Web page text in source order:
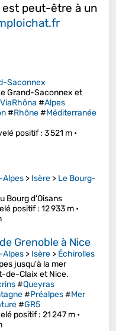
peut-être à un
Saconnex
Grand-Saconnex et
ViaRhôna #Alpes
#Rhône#Méditerranée
positif: 3 521 m •
> Isère > Le Bourg-
Bourg d'Oisans
positif: 12 933 m •
Grenoble à Nice
> Isère > Échirolles
jusqu'à la mer
de-Claix et Nice.
#Queyras
#Préalpes#Mer
#GR5
positif: 21 247 m •